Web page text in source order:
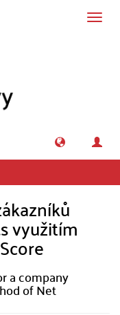
využitím
a company
of Net